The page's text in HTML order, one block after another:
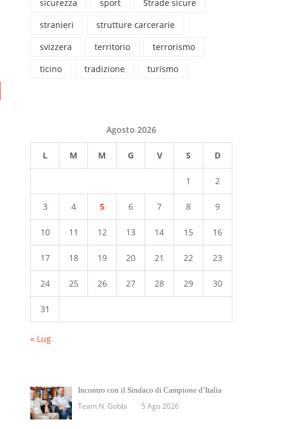
sicurezza
sport
Strade sicure
stranieri
strutture carcerarie
svizzera
territorio
terrorismo
ticino
tradizione turismo
Agosto 2026
L M M G V S D
1 2
3 4 5 6 7 8 9
10 11 12 13 14 15 16
17 18 19 20 21 22 23
24 25 26 27 28 29 30
31
« Lug
Incontro con il Sindaco di Campione d’Italia
Team N. Gobbi 5 Ago 2026